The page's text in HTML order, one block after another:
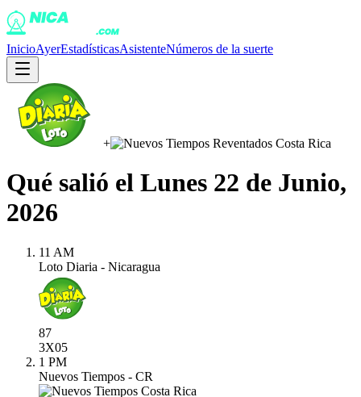
InicioAyerEstadísticasAsistenteNúmeros de la suerte
+
Qué salió el Lunes 22 de Junio,
2026
11 AM
Loto Diaria - Nicaragua
87
3X05
1 PM
Nuevos Tiempos - CR